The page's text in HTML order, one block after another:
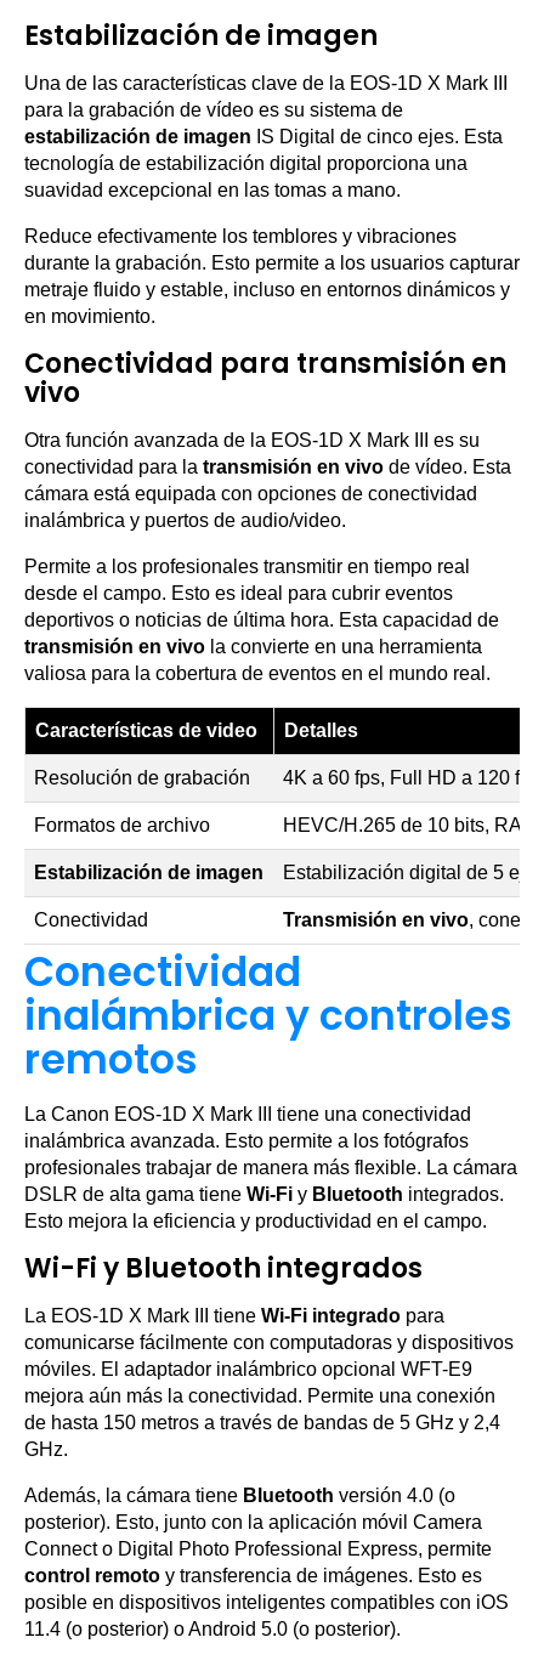
Estabilización de imagen
Una de las características clave de la EOS-1D X Mark III
para la grabación de vídeo es su sistema de
estabilización de imagen IS Digital de cinco ejes. Esta
tecnología de estabilización digital proporciona una
suavidad excepcional en las tomas a mano.
Reduce efectivamente los temblores y vibraciones
durante la grabación. Esto permite a los usuarios capturar
metraje fluido y estable, incluso en entornos dinámicos y
en movimiento.
Conectividad para transmisión en
vivo
Otra función avanzada de la EOS-1D X Mark III es su
conectividad para la transmisión en vivo de vídeo. Esta
cámara está equipada con opciones de conectividad
inalámbrica y puertos de audio/video.
Permite a los profesionales transmitir en tiempo real
desde el campo. Esto es ideal para cubrir eventos
deportivos o noticias de última hora. Esta capacidad de
transmisión en vivo la convierte en una herramienta
valiosa para la cobertura de eventos en el mundo real.
Características de video Detalles
Resolución de grabación 4K a 60 fps, Full HD a 120 fps
Formatos de archivo HEVC/H.265 de 10 bits,
Estabilización de imagen Estabilización digital de 5 ejes
Conectividad Transmisión en vivo,
Conectividad
inalámbrica y controles
remotos
La Canon EOS-1D X Mark III tiene una conectividad
inalámbrica avanzada. Esto permite a los fotógrafos
profesionales trabajar de manera más flexible. La cámara
DSLR de alta gama tiene Wi-Fi y Bluetooth integrados.
Esto mejora la eficiencia y productividad en el campo.
Wi-Fi y Bluetooth integrados
La EOS-1D X Mark III tiene Wi-Fi integrado para
comunicarse fácilmente con computadoras y dispositivos
móviles. El adaptador inalámbrico opcional WFT-E9
mejora aún más la conectividad. Permite una conexión
de hasta 150 metros a través de bandas de 5 GHz y 2,4
GHz.
Además, la cámara tiene Bluetooth versión 4.0 (o
posterior). Esto, junto con la aplicación móvil Camera
Connect o Digital Photo Professional Express, permite
control remoto y transferencia de imágenes. Esto es
posible en dispositivos inteligentes compatibles con iOS
11.4 (o posterior) o Android 5.0 (o posterior).